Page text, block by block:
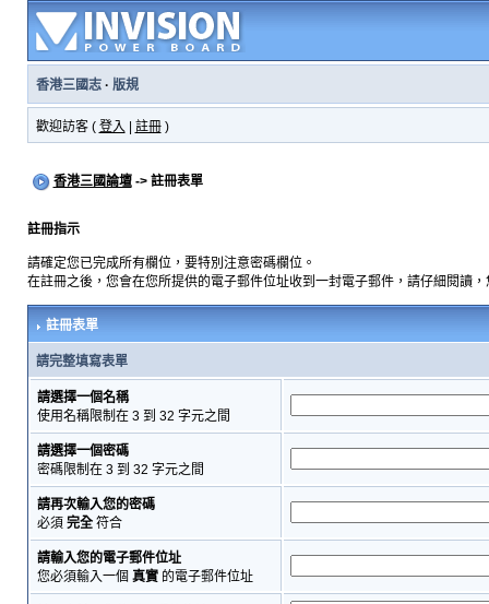
香港三國志· 版規
歡迎訪客 ( 登入 註冊)
香港三國論壇-> 註冊表單
註冊指示
請確定您已完成所有欄位，要特別注意密碼欄位。
在註冊之後，您會在您所提供的電子郵件位址收到一封電子郵件，請仔細閱讀
註冊表單
請完整填寫表單
請選擇一個名稱
使用名稱限制在 3 到 32 字元之間
請選擇一個密碼
密碼限制在 3 到 32 字元之間
請再次輸入您的密碼
必須 完全符合
請輸入您的電子郵件位址
您必須輸入一個 真實的電子郵件位址